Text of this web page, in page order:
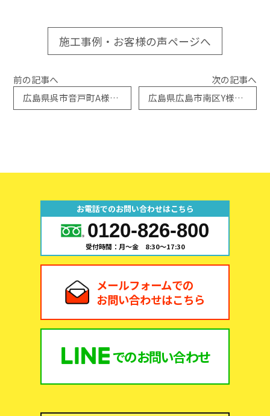
施工事例・お客様の声ページへ
前の記事へ
広島県呉市音戸町A様邸【リシェント玄関引戸取替工事】施工例
次の記事へ
広島県広島市南区Y様邸【サッシ取替工事】施工例
お電話でのお問い合わせはこちら
0120-826-800
受付時間：月～金 8:30～17:30
メールフォームでの
お問い合わせはこちら
でのお問い合わせ